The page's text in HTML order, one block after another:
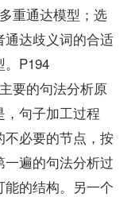
重通达模型；选
达歧义词的合适
。P194
要的句法分析原
句子加工过程
必要的节点，按
遍的句法分析过
的结构。另一个